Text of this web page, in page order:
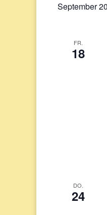
September
FR.
18
DO.
24